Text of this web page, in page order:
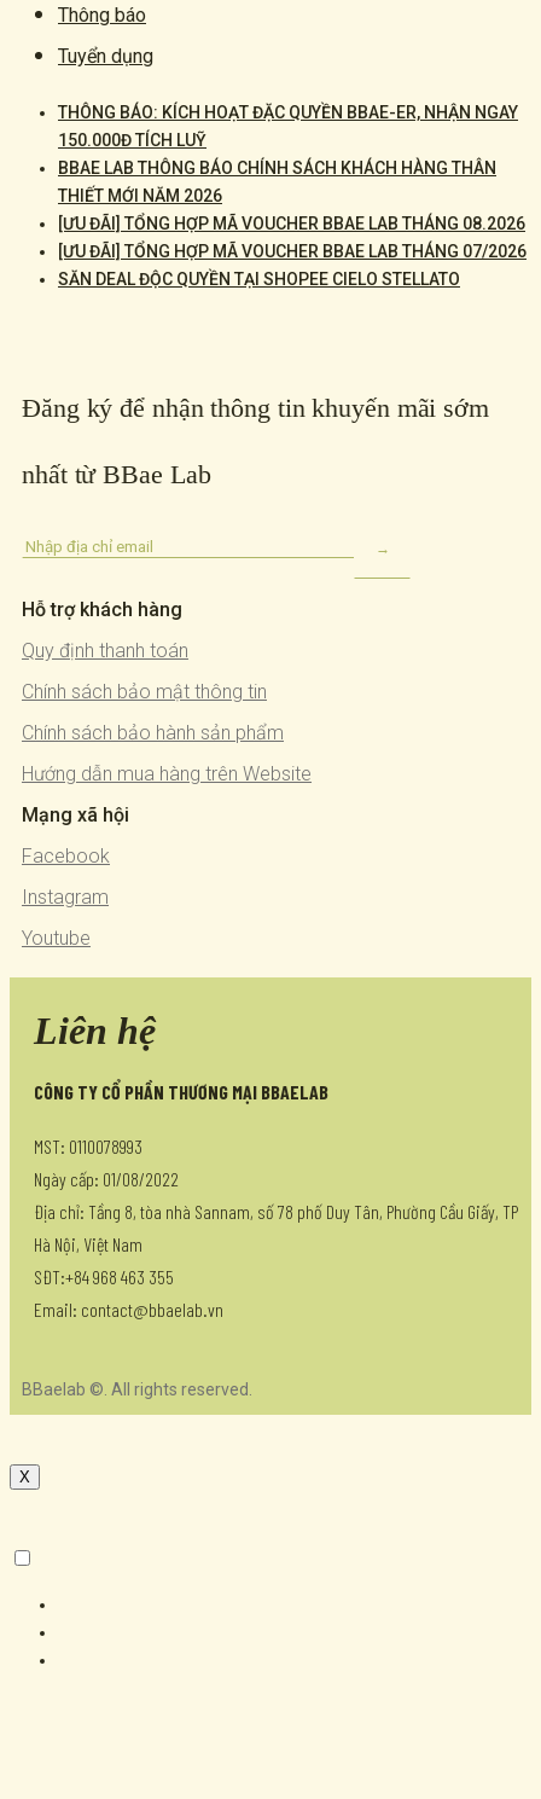
Thông báo
Tuyển dụng
THÔNG BÁO: KÍCH HOẠT ĐẶC QUYỀN BBAE-ER, NHẬN NGAY
150.000Đ TÍCH LUỸ
BBAE LAB THÔNG BÁO CHÍNH SÁCH KHÁCH HÀNG THÂN
THIẾT MỚI NĂM 2026
[ƯU ĐÃI] TỔNG HỢP MÃ VOUCHER BBAE LAB THÁNG 08.2026
[ƯU ĐÃI] TỔNG HỢP MÃ VOUCHER BBAE LAB THÁNG 07/2026
SĂN DEAL ĐỘC QUYỀN TẠI SHOPEE CIELO STELLATO
Đăng ký để nhận thông tin khuyến mãi sớm
nhất từ BBae Lab
Hỗ trợ khách hàng
Quy định thanh toán
Chính sách bảo mật thông tin
Chính sách bảo hành sản phẩm
Hướng dẫn mua hàng trên Website
Mạng xã hội
Facebook
Instagram
Youtube
Liên hệ
CÔNG TY CỔ PHẦN THƯƠNG MẠI BBAELAB
MST: 0110078993
Ngày cấp: 01/08/2022
Địa chỉ: Tầng 8, tòa nhà Sannam, số 78 phố Duy Tân, Phường Cầu Giấy, TP
Hà Nội, Việt Nam
SĐT:+84 968 463 355
Email: contact@bbaelab.vn
BBaelab ©. All rights reserved.
X